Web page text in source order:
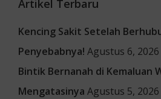
Artikel Terbaru
Kencing Sakit Setelah
Penyebabnya! Agustus 6, 2026
Bintik Bernanah di Kemaluan
Mengatasinya Agustus 5, 2026